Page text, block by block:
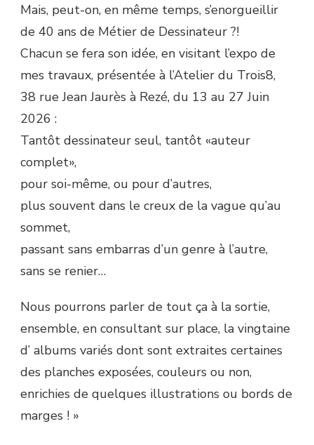
Mais, peut-on, en même temps, s’enorgueillir
de 40 ans de Métier de Dessinateur ?!
Chacun se fera son idée, en visitant l’expo de
mes travaux, présentée à l’Atelier du Trois8,
38 rue Jean Jaurès à Rezé, du 13 au 27 Juin
2026 :
Tantôt dessinateur seul, tantôt «auteur
complet»,
pour soi-même, ou pour d’autres,
plus souvent dans le creux de la vague qu’au
sommet,
passant sans embarras d’un genre à l’autre,
sans se renier…
Nous pourrons parler de tout ça à la sortie,
ensemble, en consultant sur place, la vingtaine
d’ albums variés dont sont extraites certaines
des planches exposées, couleurs ou non,
enrichies de quelques illustrations ou bords de
marges ! »